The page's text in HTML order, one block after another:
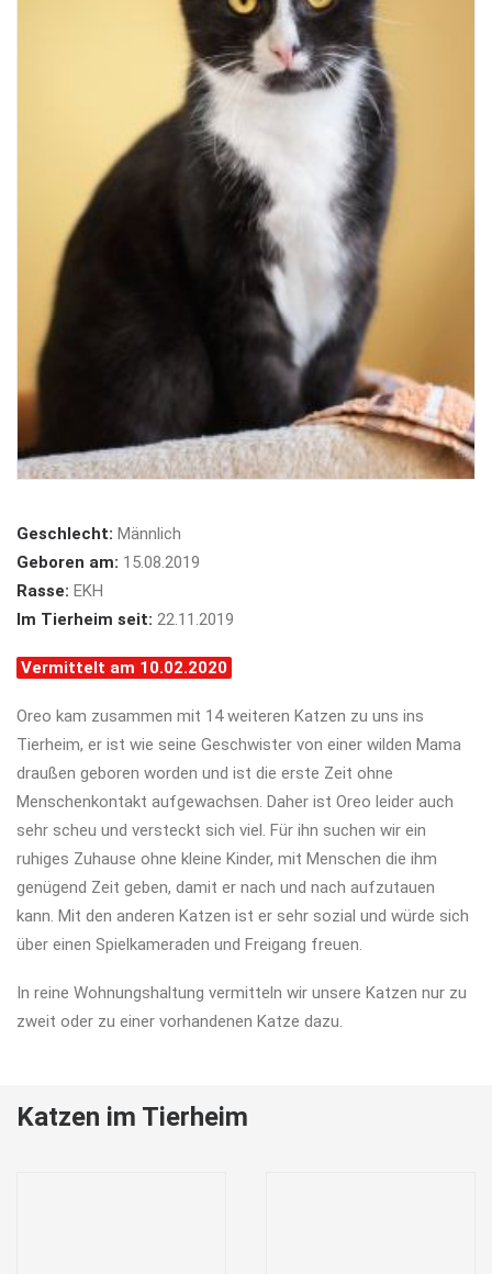
Geschlecht: Männlich
Geboren am: 15.08.2019
Rasse: EKH
Im Tierheim seit: 22.11.2019
Vermittelt am 10.02.2020
Oreo kam zusammen mit 14 weiteren Katzen zu uns ins
Tierheim, er ist wie seine Geschwister von einer wilden Mama
draußen geboren worden und ist die erste Zeit ohne
Menschenkontakt aufgewachsen. Daher ist Oreo leider auch
sehr scheu und versteckt sich viel. Für ihn suchen wir ein
ruhiges Zuhause ohne kleine Kinder, mit Menschen die ihm
genügend Zeit geben, damit er nach und nach aufzutauen
kann. Mit den anderen Katzen ist er sehr sozial und würde sich
über einen Spielkameraden und Freigang freuen.
In reine Wohnungshaltung vermitteln wir unsere Katzen nur zu
zweit oder zu einer vorhandenen Katze dazu.
Katzen im Tierheim